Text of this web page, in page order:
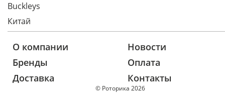
Buckleys
Китай
© Роторика 2026
О компании
Новости
Бренды
Оплата
Доставка
Контакты